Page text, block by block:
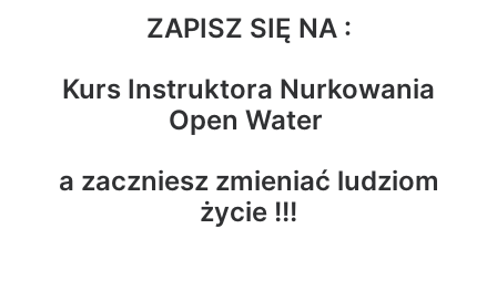
ZAPISZ SIĘ NA :
Kurs Instruktora Nurkowania
Open Water
a zaczniesz zmieniać ludziom
życie !!!